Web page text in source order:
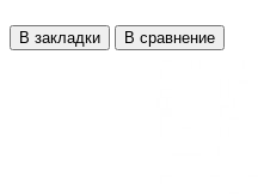
В закладки В сравнение